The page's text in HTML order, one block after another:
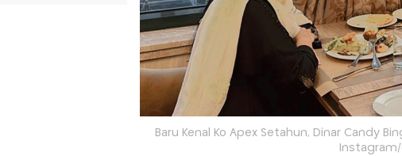
Baru Kenal Ko Apex Setahun, Dinar Candy